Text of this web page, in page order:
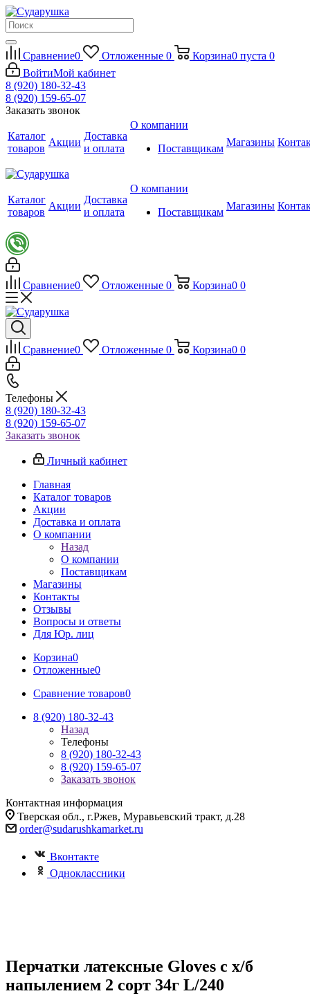
Сравнение0 Отложенные 0 Корзина0 пуста 0
ВойтиМой кабинет
8 (920) 180-32-43
8 (920) 159-65-07
Заказать звонок
Каталог
товаров
Акции
Доставка
и оплата
О компании
Поставщикам
Магазины
Каталог
товаров
Акции
Доставка
и оплата
О компании
Поставщикам
Магазины
Сравнение0 Отложенные 0 Корзина0 0
Сравнение0 Отложенные 0 Корзина0 0
Телефоны
8 (920) 180-32-43
8 (920) 159-65-07
Заказать звонок
Личный кабинет
Главная
Каталог товаров
Акции
Доставка и оплата
О компании
Назад
О компании
Поставщикам
Магазины
Контакты
Отзывы
Вопросы и ответы
Для Юр. лиц
Корзина0
Отложенные0
Сравнение товаров0
8 (920) 180-32-43
Назад
Телефоны
8 (920) 180-32-43
8 (920) 159-65-07
Заказать звонок
Контактная информация
Тверская обл., г.Ржев, Муравьевский тракт, д.28
order@sudarushkamarket.ru
Вконтакте
Одноклассники
Перчатки латексные Gloves с х/б
напылением 2 сорт 34г L/240